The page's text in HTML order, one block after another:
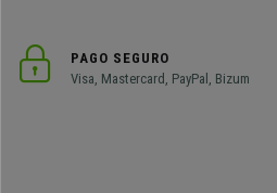
PAGO SEGURO
Visa, Mastercard, PayPal, Bizum